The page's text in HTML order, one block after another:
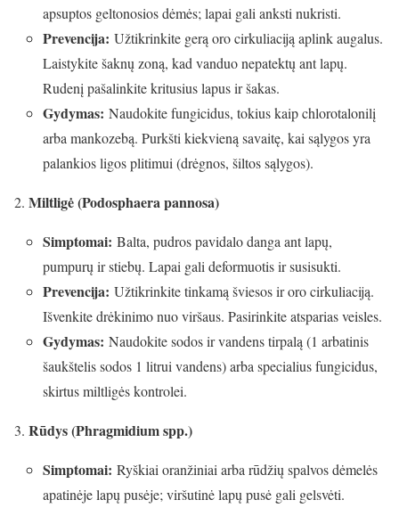
apsuptos geltonosios dėmės; lapai gali anksti nukristi.
Prevencija: Užtikrinkite gerą oro cirkuliaciją aplink augalus.
Laistykite šaknų zoną, kad vanduo nepatektų ant lapų.
Rudenį pašalinkite kritusius lapus ir šakas.
Gydymas: Naudokite fungicidus, tokius kaip chlorotalonilį
arba mankozebą. Purkšti kiekvieną savaitę, kai sąlygos yra
palankios ligos plitimui (drėgnos, šiltos sąlygos).
Miltligė (Podosphaera pannosa)
Simptomai: Balta, pudros pavidalo danga ant lapų,
pumpurų ir stiebų. Lapai gali deformuotis ir susisukti.
Prevencija: Užtikrinkite tinkamą šviesos ir oro cirkuliaciją.
Išvenkite drėkinimo nuo viršaus. Pasirinkite atsparias veisles.
Gydymas: Naudokite sodos ir vandens tirpalą (1 arbatinis
šaukštelis sodos 1 litrui vandens) arba specialius fungicidus,
skirtus miltligės kontrolei.
Rūdys (Phragmidium spp.)
Simptomai: Ryškiai oranžiniai arba rūdžių spalvos dėmelės
apatinėje lapų pusėje; viršutinė lapų pusė gali gelsvėti.